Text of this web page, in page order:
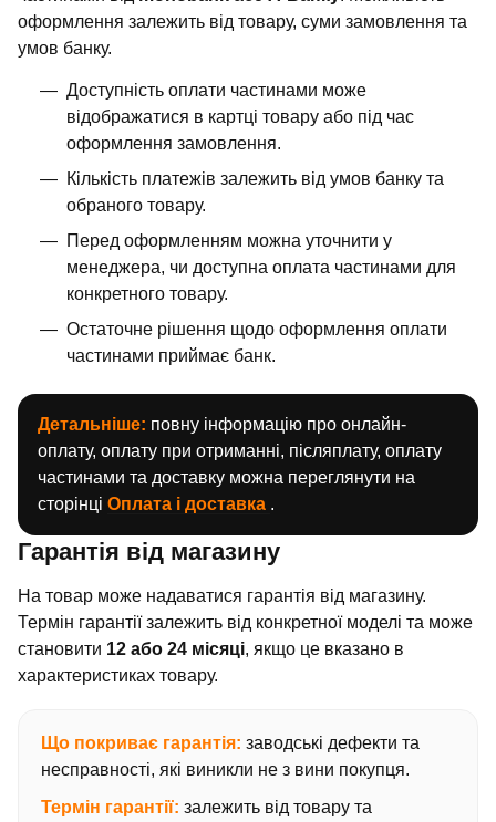
оформлення залежить від товару, суми замовлення та
умов банку.
Доступність оплати частинами може
відображатися в картці товару або під час
оформлення замовлення.
Кількість платежів залежить від умов банку та
обраного товару.
Перед оформленням можна уточнити у
менеджера, чи доступна оплата частинами для
конкретного товару.
Остаточне рішення щодо оформлення оплати
частинами приймає банк.
Детальніше: повну інформацію про онлайн-
оплату, оплату при отриманні, післяплату, оплату
частинами та доставку можна переглянути на
сторінці Оплата і доставка .
Гарантія від магазину
На товар може надаватися гарантія від магазину.
Термін гарантії залежить від конкретної моделі та може
становити 12 або 24 місяці, якщо це вказано в
характеристиках товару.
Що покриває гарантія: заводські дефекти та
несправності, які виникли не з вини покупця.
Термін гарантії: залежить від товару та